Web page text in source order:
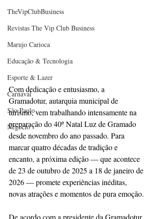
TheVipClubBusiness
Revistas The Vip Club Business
Marujo Carioca
Educação & Tecnologia
Esporte & Lazer
Carnaval
São Paulo
Negocio
Com dedicação e entusiasmo, a
Gramadotur, autarquia municipal de
turismo, vem trabalhando intensamente na
preparação do 40º Natal Luz de Gramado
desde novembro do ano passado. Para
marcar quatro décadas de tradição e
encanto, a próxima edição — que acontece
de 23 de outubro de 2025 a 18 de janeiro de
2026 — promete experiências inéditas,
novas atrações e momentos de pura emoção.
De acordo com a presidente da Gramadotur,